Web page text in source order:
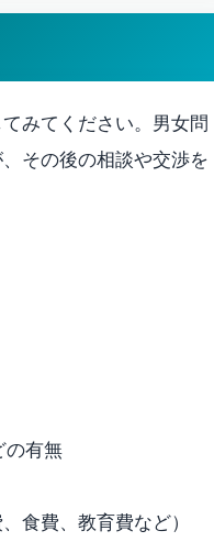
みてください。男女問
その後の相談や交渉を
の有無
食費、教育費など）